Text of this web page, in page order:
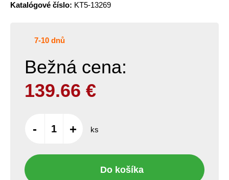
Katalógové číslo: KT5-13269
7-10 dnů
Bežná cena:
139.66 €
- + ks
Do košíka